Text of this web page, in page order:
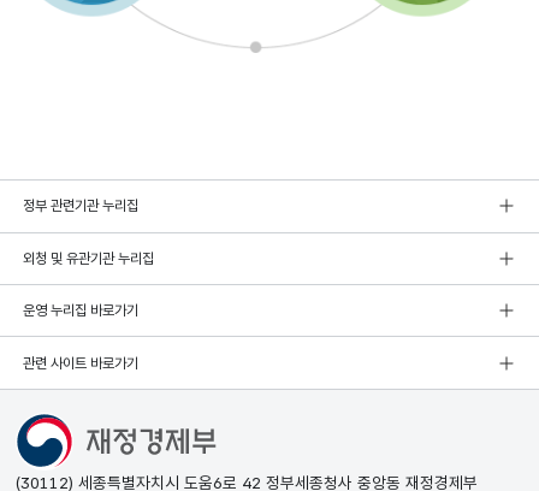
정부 관련기관 누리집
외청 및 유관기관 누리집
운영 누리집 바로가기
관련 사이트 바로가기
(30112) 세종특별자치시 도움6로 42 정부세종청사 중앙동 재정경제부